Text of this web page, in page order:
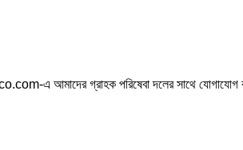
এ আমাদের গ্রাহক পরিষেবা দলের সাথে